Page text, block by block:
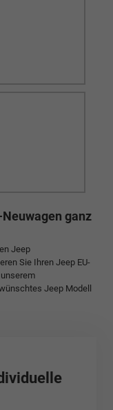
ganz
Jeep
Sie Ihren Jeep EU-
Jeep Modell